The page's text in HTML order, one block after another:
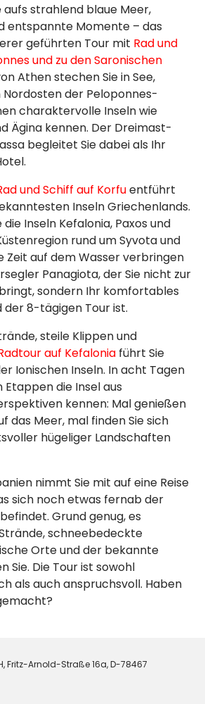
aufs strahlend blaue Meer,
entspannte Momente – das
geführten Tour mit Rad und
und zu den Saronischen
Athen stechen Sie in See,
der Peloponnes-
charaktervolle Inseln wie
Ägina kennen. Der Dreimast-
begleitet Sie dabei als Ihr
und Schiff auf Korfuentführt
Inseln Griechenlands.
die Inseln Kefalonia, Paxos und
rund um Syvota und
Zeit auf dem Wasser verbringen
Panagiota, der Sie nicht zur
sondern Ihr komfortables
der 8-tägigen Tour ist.
steile Klippen und
auf Kefalonia führt Sie
Ionischen Inseln. In acht Tagen
Etappen die Insel aus
kennen: Mal genießen
das Meer, mal finden Sie sich
hügeliger Landschaften
nimmt Sie mit auf eine Reise
sich noch etwas fernab der
Grund genug, es
schneebedeckte
Orte und der bekannte
Sie. Die Tour ist sowohl
als auch anspruchsvoll. Haben
Fritz-Arnold-Straße 16a, D-78467